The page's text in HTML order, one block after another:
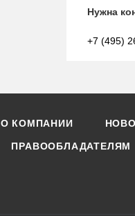
Нужна
+7 (495)
О КОМПАНИИ
ПРАВООБЛАДАТЕЛЯМ